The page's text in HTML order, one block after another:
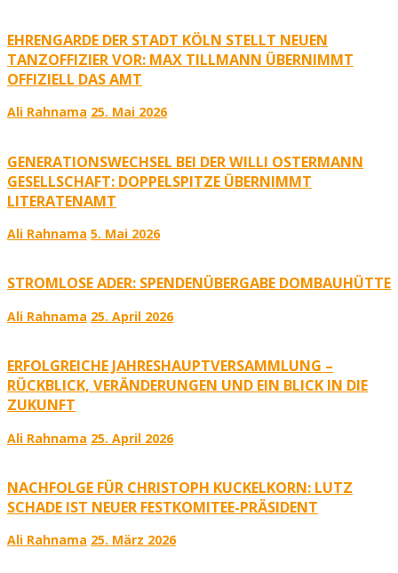
EHRENGARDE DER STADT KÖLN STELLT NEUEN
TANZOFFIZIER VOR: MAX TILLMANN ÜBERNIMMT
OFFIZIELL DAS AMT
Ali Rahnama 25. Mai 2026
GENERATIONSWECHSEL BEI DER WILLI OSTERMANN
GESELLSCHAFT: DOPPELSPITZE ÜBERNIMMT
LITERATENAMT
Ali Rahnama 5. Mai 2026
STROMLOSE ADER: SPENDENÜBERGABE DOMBAUHÜTTE
Ali Rahnama 25. April 2026
ERFOLGREICHE JAHRESHAUPTVERSAMMLUNG –
RÜCKBLICK, VERÄNDERUNGEN UND EIN BLICK IN DIE
ZUKUNFT
Ali Rahnama 25. April 2026
NACHFOLGE FÜR CHRISTOPH KUCKELKORN: LUTZ
SCHADE IST NEUER FESTKOMITEE-PRÄSIDENT
Ali Rahnama 25. März 2026